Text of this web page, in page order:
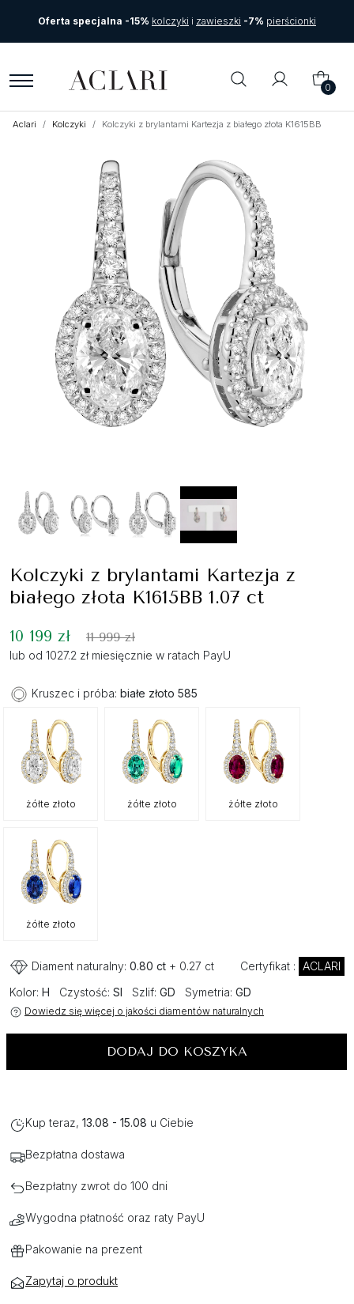
Oferta specjalna -15% kolczyki i zawieszki -7% pierścionki
0
Aclari Kolczyki Kolczyki z brylantami Kartezja z białego złota K1615BB
Kolczyki z brylantami Kartezja z
białego złota K1615BB 1.07 ct
10 199 zł 11 999 zł
lub od 1027.2 zł miesięcznie w ratach PayU
Kruszec i próba: białe złoto 585
żółte złoto żółte złoto żółte złoto
żółte złoto
Diament naturalny: 0.80 ct + 0.27 ct Certyfikat : ACLARI
Kolor: H Czystość: SI Szlif: GD Symetria: GD
Dowiedz się więcej o jakości diamentów naturalnych
DODAJ DO KOSZYKA
Kup teraz, 13.08 - 15.08 u Ciebie
Bezpłatna dostawa
Bezpłatny zwrot do 100 dni
Wygodna płatność oraz raty PayU
Pakowanie na prezent
Zapytaj o produkt